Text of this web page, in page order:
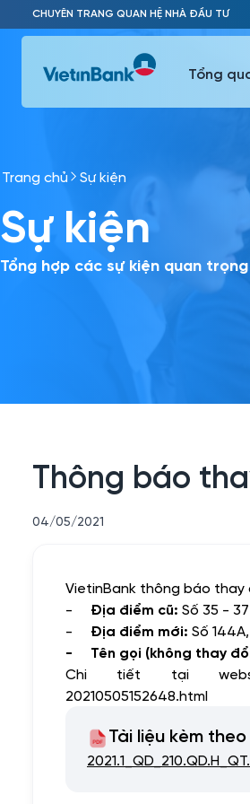
Skip to Main Content
CHUYÊN TRANG QUAN HỆ NHÀ ĐẦU TƯ
Tổng
Trang chủ Sự kiện
Sự kiện
Tổng hợp các sự kiện quan
Thông báo
04/05/2021
VietinBank thông báo thay
-
Địa điểm cũ: Số 35 -
-
Địa điểm mới: Số
- Tên gọi (không thay
Chi tiết tại
20210505152648.html
Tài liệu kèm theo